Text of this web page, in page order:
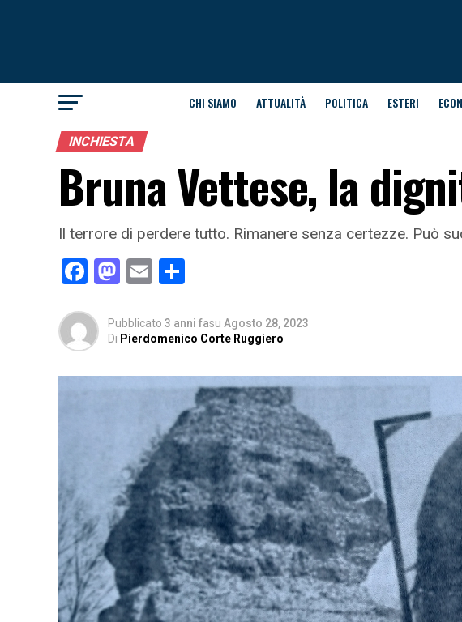
CHI SIAMO ATTUALITÀ POLITICA ESTERI
INCHIESTA
Bruna Vettese, la
Il terrore di perdere tutto. Rimanere senza certezze. Può
Facebook
Mastodon
Email
Pubblicato 3 anni fasu Agosto 28, 2023
Di Pierdomenico Corte Ruggiero